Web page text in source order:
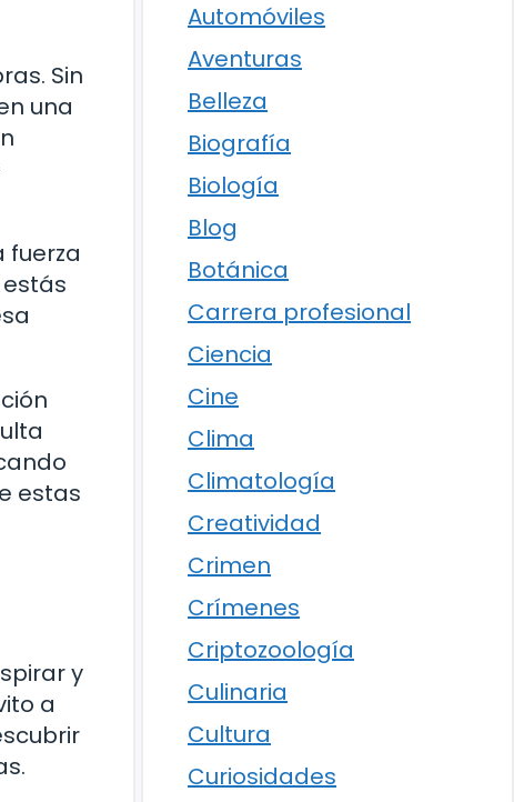
Sin
una
fuerza
estas
y
a
Automóviles
Aventuras
Belleza
Biografía
Biología
Blog
Botánica
Carrera profesional
Ciencia
Cine
Clima
Climatología
Creatividad
Crimen
Crímenes
Criptozoología
Culinaria
Cultura
Curiosidades